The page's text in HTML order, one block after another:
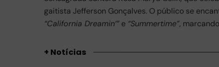
gaitista Jefferson Gonçalves. O público se
“California Dreamin’”e “Summertime”,
+ Notícias